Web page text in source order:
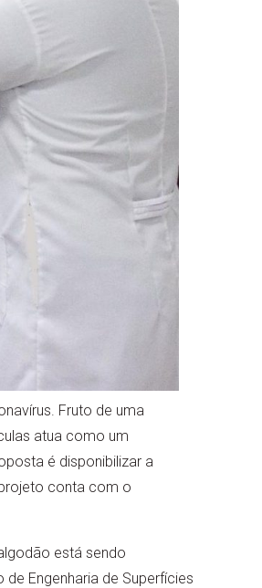
Fruto de uma
atua como um
é disponibilizar a
conta com o
está sendo
Engenharia de Superfícies